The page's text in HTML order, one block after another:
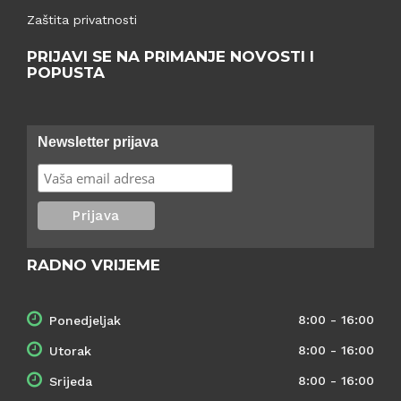
Zaštita privatnosti
PRIJAVI SE NA PRIMANJE NOVOSTI I
POPUSTA
Newsletter prijava
RADNO VRIJEME
Ponedjeljak 8:00 - 16:00
Utorak 8:00 - 16:00
Srijeda 8:00 - 16:00